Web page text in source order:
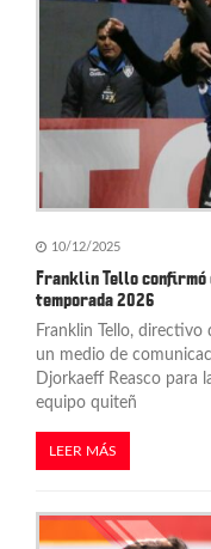
10/12/2025
Franklin Tello
temporada 2026
Franklin Tello, directivo
un medio de
Djorkaeff Reasco para
equipo quiteñ
LEER MÁS